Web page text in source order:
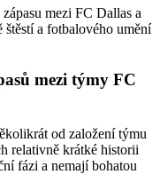
mezi FC Dallas a
a fotbalového umění
mezi týmy FC
od založení týmu
relativně krátké historii
fázi a nemají bohatou